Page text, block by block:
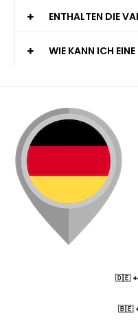
ENTHALTEN DIE
WIE KANN ICH EINE
🇩🇪
🇧🇪